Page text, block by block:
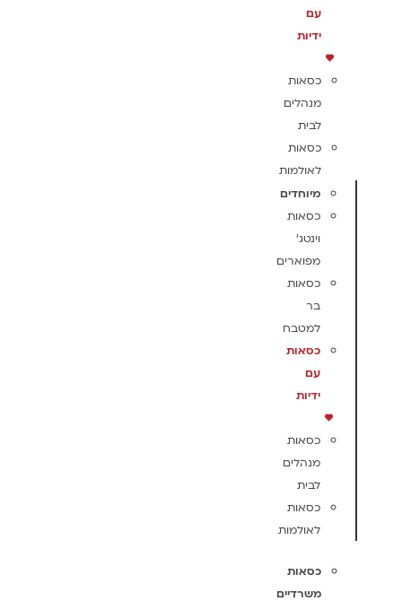
עם
ידיות
כסאות
מנהלים
לבית
כסאות
לאולמות
מיוחדים
כסאות
וינטג'
מפוארים
כסאות
בר
למטבח
כסאות
עם
ידיות
כסאות
מנהלים
לבית
כסאות
לאולמות
כסאות
משרדיים